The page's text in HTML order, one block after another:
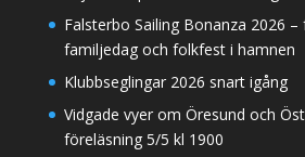
Falsterbo Sailing Bonanza 2026 –
familjedag och folkfest i hamnen
Klubbseglingar 2026 snart igång
Vidgade vyer om Öresund och
föreläsning 5/5 kl 1900